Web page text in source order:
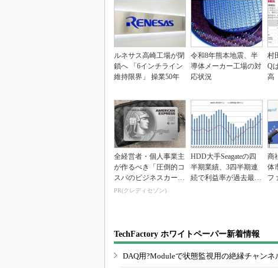
ルネサス高崎工場が閉
鎖へ 「6インチライン
維持限界」 操業50年
令和8年熊本地震、半
導体メーカー工場の対
応状況
村
Q
高
全経営者・個人事業主
が作るべき「圧倒的コ
スパのビジネスカー
ド」
PR(クレディセゾン)
HDD大手Seagateの四
半期業績、3四半期連
続で利益率が過去最高
商
体
フ
TechFactory ホワイトペーパー新着情報
DAQ用?Moduleで状態監視用の絶縁チャン